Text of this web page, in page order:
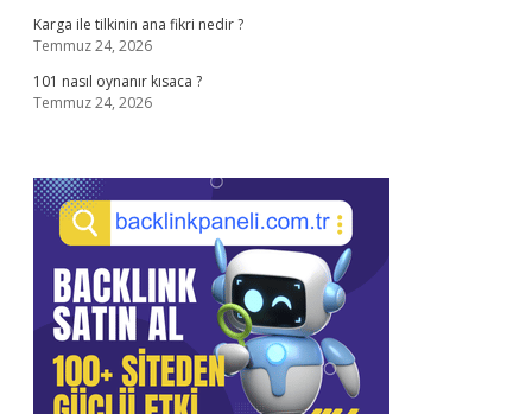
Karga ile tilkinin ana fikri nedir ?
Temmuz 24, 2026
101 nasıl oynanır kısaca ?
Temmuz 24, 2026